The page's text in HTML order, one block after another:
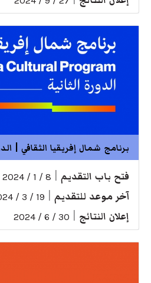
برنامج شمال إفريقيا الثقافي |
فتح باب التقديم 8 / 1 / 2024
آخر موعد للتقديم 19 / 3 / 2024
إعلان النتائج 30 / 6 / 2024